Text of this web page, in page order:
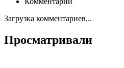
Загрузка комментариев...
Просматривали